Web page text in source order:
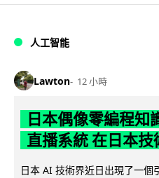
人工智能
Lawton 12 小時
日本偶像零編程知
直播系統 在日本
日本 AI 技術界近日出現了一